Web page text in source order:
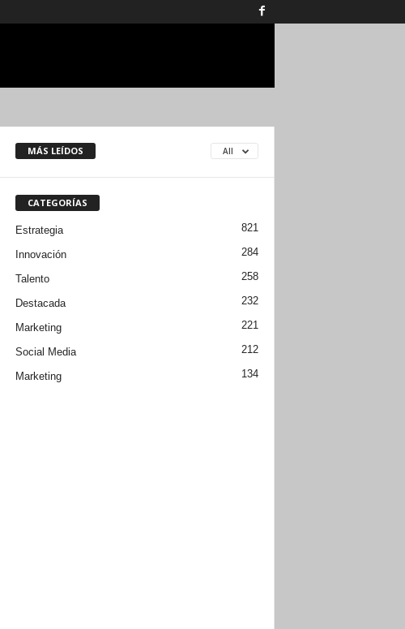
MÁS LEÍDOS All
CATEGORÍAS
Estrategia 821
Innovación 284
Talento 258
Destacada 232
Marketing 221
Social Media 212
Marketing 134